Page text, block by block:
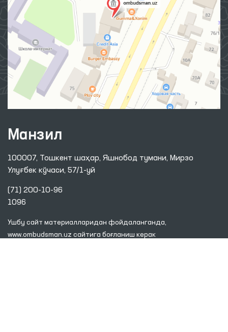
Манзил
100007, Тошкент шаҳар, Яшнобод тумани, Мирзо
Улуғбек кўчаси, 57/1-уй
(71) 200-10-96
1096
Ушбу сайт материалларидан фойдаланганда,
www.ombudsman.uz сайтига боғланиш керак